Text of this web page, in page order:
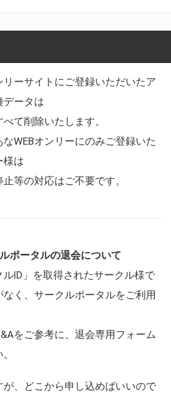
リーサイトにご登録いただいたア
データは
て削除いたします。
WEBオンリーにのみご登録いた
様は
等の対応はご不要です。
ポータルの退会について
ルID」を取得されたサークル様で
く、サークルポータルをご利用
をご参考に、退会専用フォーム
、どこから申し込めばいいので